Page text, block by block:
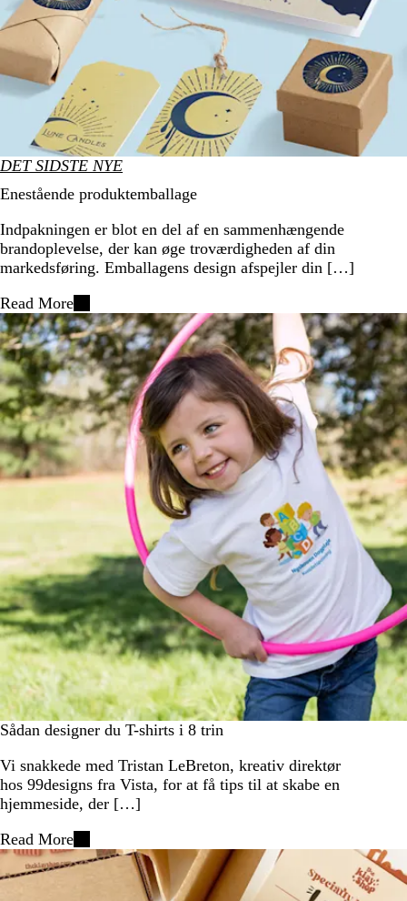
DET SIDSTE NYE
Enestående produktemballage
Indpakningen er blot en del af en sammenhængende
brandoplevelse, der kan øge troværdigheden af din
markedsføring. Emballagens design afspejler din […]
Read More
Sådan designer du T-shirts i 8 trin
Vi snakkede med Tristan LeBreton, kreativ direktør
hos 99designs fra Vista, for at få tips til at skabe en
hjemmeside, der […]
Read More